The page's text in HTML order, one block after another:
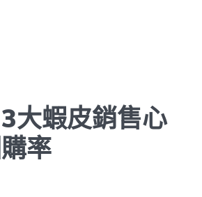
大蝦皮銷售心
率